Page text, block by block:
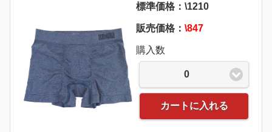
標準価格：\1210
販売価格： \847
購入数
0
カートに入れる